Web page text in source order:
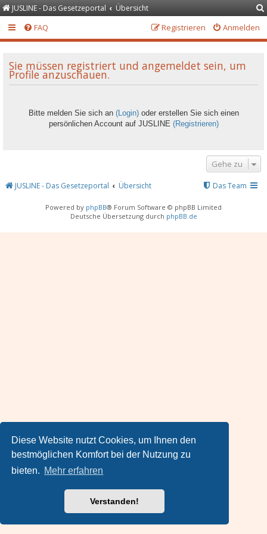
Diese Website nutzt Cookies, um Ihnen den
bestmöglichen Komfort bei der Nutzung zu
bieten. Mehr erfahren
Verstanden!
JUSLINE - Das Gesetzeportal Übersicht
FAQ Anmelden
Registrieren
Sie müssen registriert und angemeldet sein, um
Profile anzuschauen.
Bitte melden Sie sich an (Login)oder erstellen Sie sich einen
persönlichen Account auf JUSLINE (Registrieren)
Gehe zu
JUSLINE - Das Gesetzeportal Übersicht Das Team
Powered by phpBB® Forum Software © phpBB Limited
Deutsche Übersetzung durch phpBB.de